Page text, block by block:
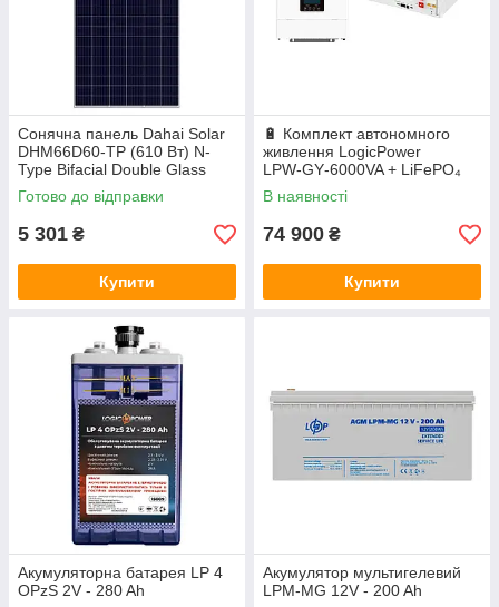
Сонячна панель Dahai Solar
DHM66D60-TP (610 Вт) N-
Type Bifacial Double Glass
Готово до відправки
5 301 ₴
Купити
🔋 Комплект автономного
живлення LogicPower
LPW‑GY‑6000VA + LiFePO₄
акумулятор Deye SE‑G5.1
Pro‑B
В наявності
74 900 ₴
Купити
Акумуляторна батарея LP 4
OPzS 2V - 280 Ah
Акумулятор мультигелевий
LPM-MG 12V - 200 Ah